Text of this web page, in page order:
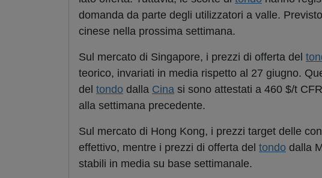
domanda da parte degli utilizzatori a valle.
cinese nella prossima settimana.
Sul mercato di Singapore, i prezzi di offerta del
teorico, invariati in media rispetto al 27 giugno.
del tondo dalla Cina si sono attestati a 460 $/t
alla settimana precedente.
Sul mercato di Hong Kong, i prezzi target delle
effettivo, mentre i prezzi di offerta del tondo dalla
stabili in media su base settimanale.